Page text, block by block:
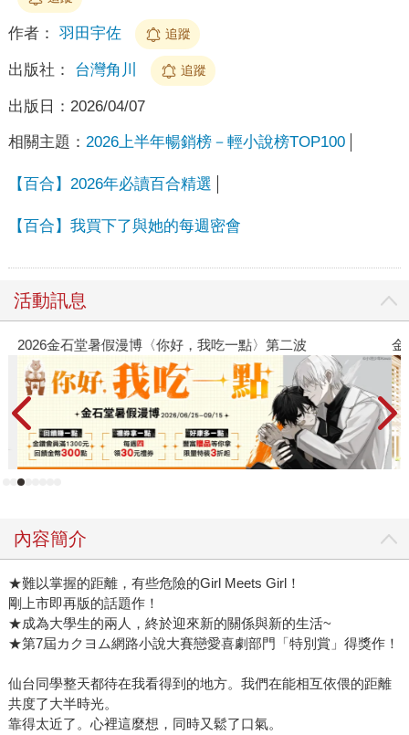
作者： 羽田宇佐 追蹤
出版社： 台灣角川 追蹤
出版日： 2026/04/07
相關主題： 2026上半年暢銷榜－輕小說榜TOP100
【百合】2026年必讀百合精選
【百合】我買下了與她的每週密會
活動訊息
2026金石堂暑假漫博〈你好，我吃一點〉第二波 金
內容簡介
★難以掌握的距離，有些危險的Girl Meets Girl！
剛上市即再版的話題作！
★成為大學生的兩人，終於迎來新的關係與新的生活~
★第7屆カクヨム網路小說大賽戀愛喜劇部門「特別賞」得獎作！
仙台同學整天都待在我看得到的地方。我們在能相互依偎的距離
共度了大半時光。
靠得太近了。心裡這麼想，同時又鬆了口氣。